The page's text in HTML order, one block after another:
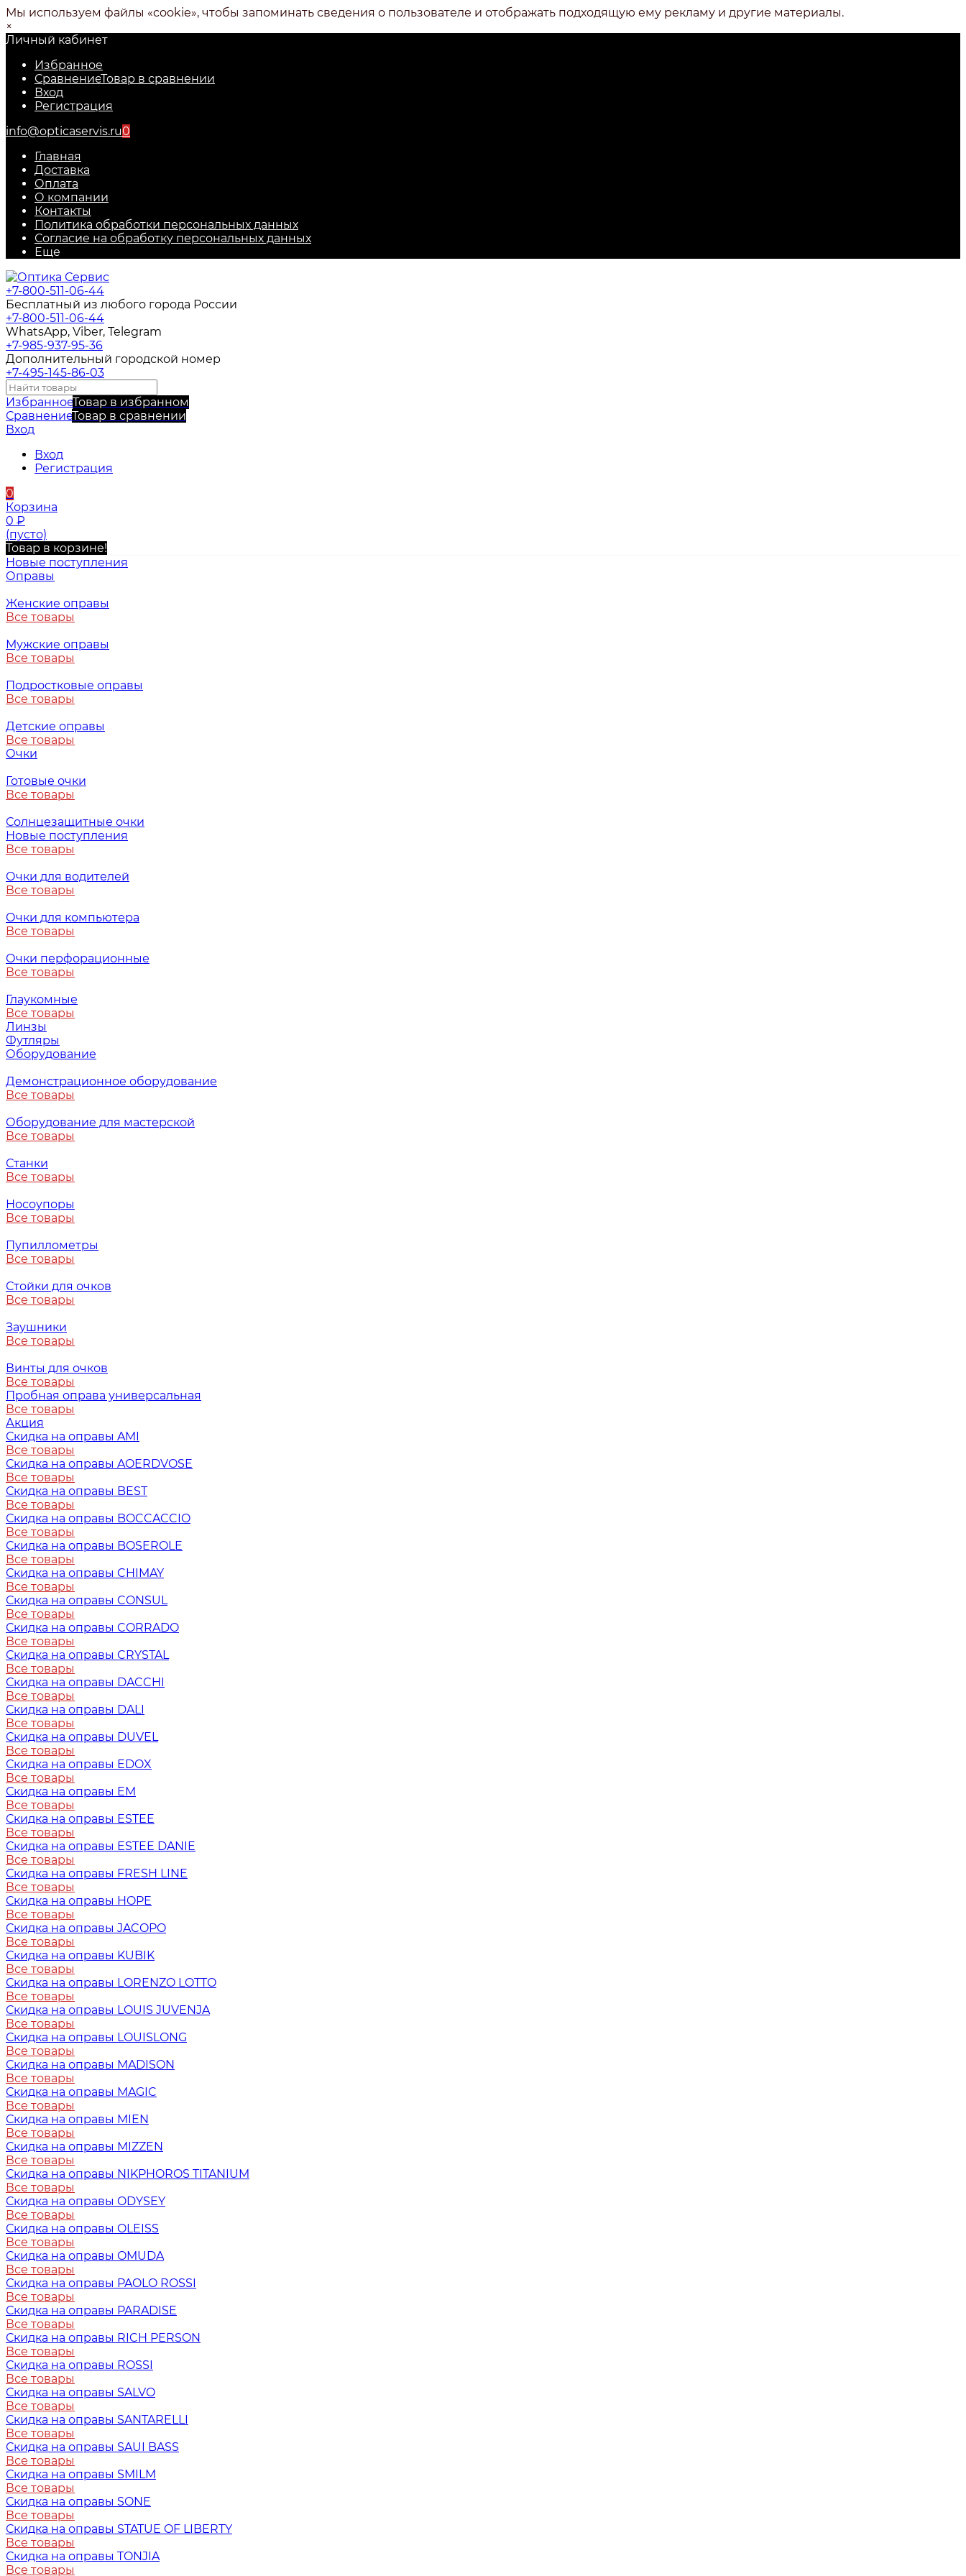
Мы используем файлы «cookie», чтобы запоминать сведения о пользователе и отображать подходящую ему рекламу и другие материалы.
×
Личный кабинет
Избранное
СравнениеТовар в сравнении
Вход
Регистрация
info@opticaservis.ru0
Главная
Доставка
Оплата
О компании
Контакты
Политика обработки персональных данных
Согласие на обработку персональных данных
Еще
+7-800-511-06-44
Бесплатный из любого города России
+7-800-511-06-44
WhatsApp, Viber, Telegram
+7-985-937-95-36
Дополнительный городской номер
+7-495-145-86-03
ИзбранноеТовар в избранном
СравнениеТовар в сравнении
Вход
Вход
Регистрация
0
Корзина
0 ₽
(пусто)
Товар в корзине!
Новые поступления
Оправы
Женские оправы
Все товары
Мужские оправы
Все товары
Подростковые оправы
Все товары
Детские оправы
Все товары
Очки
Готовые очки
Все товары
Солнцезащитные очки
Новые поступления
Все товары
Очки для водителей
Все товары
Очки для компьютера
Все товары
Очки перфорационные
Все товары
Глаукомные
Все товары
Линзы
Футляры
Оборудование
Демонстрационное оборудование
Все товары
Оборудование для мастерской
Все товары
Станки
Все товары
Носоупоры
Все товары
Пупиллометры
Все товары
Стойки для очков
Все товары
Заушники
Все товары
Винты для очков
Все товары
Пробная оправа универсальная
Все товары
Акция
Скидка на оправы AMI
Все товары
Скидка на оправы AOERDVOSE
Все товары
Скидка на оправы BEST
Все товары
Скидка на оправы BOCCACCIO
Все товары
Скидка на оправы BOSEROLE
Все товары
Скидка на оправы CHIMAY
Все товары
Скидка на оправы CONSUL
Все товары
Скидка на оправы CORRADO
Все товары
Скидка на оправы CRYSTAL
Все товары
Скидка на оправы DACCHI
Все товары
Скидка на оправы DALI
Все товары
Скидка на оправы DUVEL
Все товары
Скидка на оправы EDOX
Все товары
Скидка на оправы EM
Все товары
Скидка на оправы ESTEE
Все товары
Скидка на оправы ESTEE DANIE
Все товары
Скидка на оправы FRESH LINE
Все товары
Скидка на оправы HOPE
Все товары
Скидка на оправы JACOPO
Все товары
Скидка на оправы KUBIK
Все товары
Скидка на оправы LORENZO LOTTO
Все товары
Скидка на оправы LOUIS JUVENJA
Все товары
Скидка на оправы LOUISLONG
Все товары
Скидка на оправы MADISON
Все товары
Скидка на оправы MAGIC
Все товары
Скидка на оправы MIEN
Все товары
Скидка на оправы MIZZEN
Все товары
Скидка на оправы NIKPHOROS TITANIUM
Все товары
Скидка на оправы ODYSEY
Все товары
Скидка на оправы OLEISS
Все товары
Скидка на оправы OMUDA
Все товары
Скидка на оправы PAOLO ROSSI
Все товары
Скидка на оправы PARADISE
Все товары
Скидка на оправы RICH PERSON
Все товары
Скидка на оправы ROSSI
Все товары
Скидка на оправы SALVO
Все товары
Скидка на оправы SANTARELLI
Все товары
Скидка на оправы SAUI BASS
Все товары
Скидка на оправы SMILM
Все товары
Скидка на оправы SONE
Все товары
Скидка на оправы STATUE OF LIBERTY
Все товары
Скидка на оправы TONJIA
Все товары